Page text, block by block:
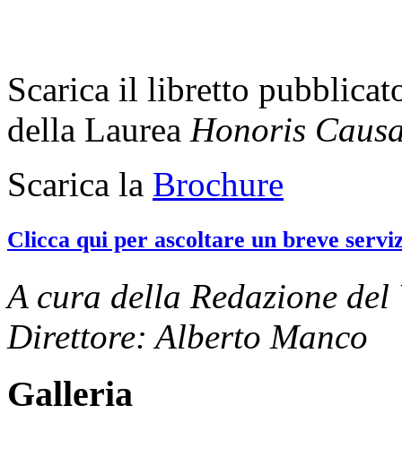
Scarica il libretto
della Laurea Honoris
Scarica la Brochure
Clicca qui per ascoltare un breve
A cura della Redazione del
Direttore: Alberto Manco
Galleria